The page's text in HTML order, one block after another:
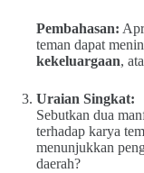
Pembahasan:
teman dapat
kekeluargaan,
Uraian Singkat:
Sebutkan dua
terhadap karya
menunjukkan
daerah?